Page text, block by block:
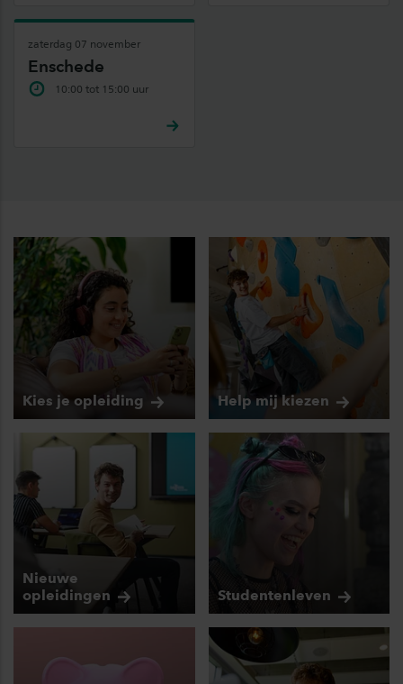
zaterdag 07 november
Enschede
10:00 tot 15:00 uur
Kies je opleiding Help mij kiezen
Nieuwe
opleidingen
Studentenleven